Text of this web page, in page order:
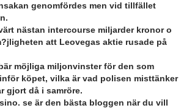
genomfördes men vid tillfället
nästan intercourse miljarder kronor o
att Leovegas aktie rusade på
möjliga miljonvinster för den som
köpet, vilka är vad polisen misttänker
gjort då i samröre.
se är den bästa bloggen när du vill